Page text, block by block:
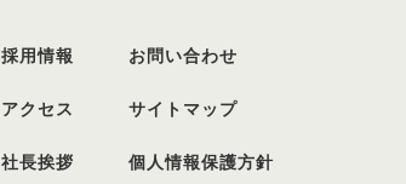
採用情報
アクセス
社長挨拶
お問い合わせ
サイトマップ
個人情報保護方針